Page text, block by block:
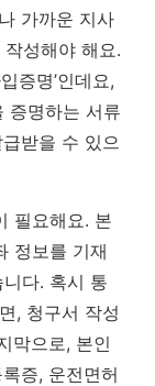
가까운 지사
작성해야 해요.
증명’인데요,
증명하는 서류
받을 수 있으
필요해요. 본
정보를 기재
다. 혹시 통
, 청구서 작성
막으로, 본인
증, 운전면허